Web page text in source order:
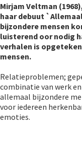
Mirjam Veltman
haar debuut
bijzondere mensen
luisterend oor nodig
verhalen is
mensen.
Relatieproblemen;
combinatie van werk
allemaal bijzondere
voor iedereen
emoties.